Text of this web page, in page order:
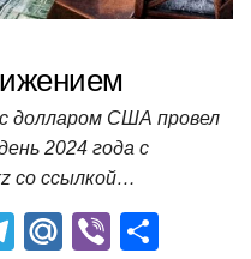
долларом США провел
2024 года с
со ссылкой…
T
M
Vi